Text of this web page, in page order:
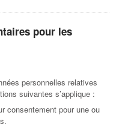
pour les
personnelles relatives
suivantes s’applique :
consentement pour une ou